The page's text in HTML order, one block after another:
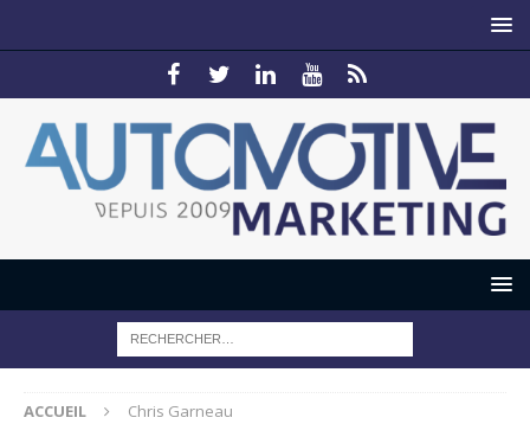
ACCUEIL Chris Garneau